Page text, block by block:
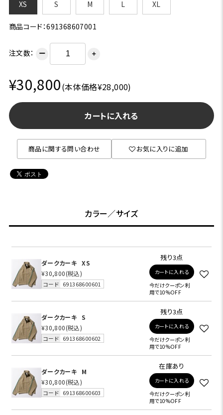
XS
S M L XL
商品コード：691368607001
注文数： ー ＋
¥30,800(本体価格¥28,000)
カートに入れる
商品に関する問い合わせ お気に入りに追加
カラー／サイズ
ダークカーキ
XS
¥30,800(税込)
コード 691368600601
残り3点
カートに入れる
今だけクーポン利
用で10%OFF
ダークカーキ
S
¥30,800(税込)
コード 691368600602
残り3点
カートに入れる
今だけクーポン利
用で10%OFF
ダークカーキ
M
¥30,800(税込)
コード 691368600603
在庫あり
カートに入れる
今だけクーポン利
用で10%OFF